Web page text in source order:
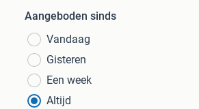
Aangeboden sinds
Vandaag
Gisteren
Een week
Altijd